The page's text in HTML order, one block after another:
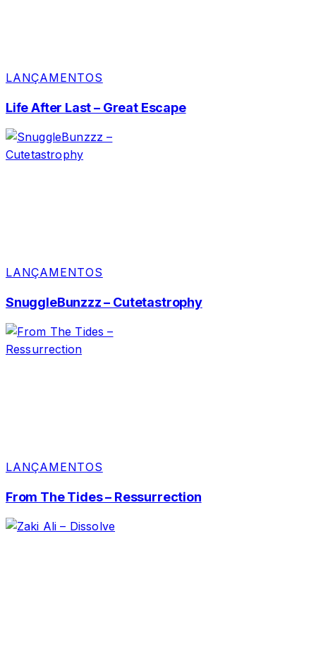
LANÇAMENTOS
Life After Last – Great Escape
LANÇAMENTOS
SnuggleBunzzz – Cutetastrophy
LANÇAMENTOS
From The Tides – Ressurrection